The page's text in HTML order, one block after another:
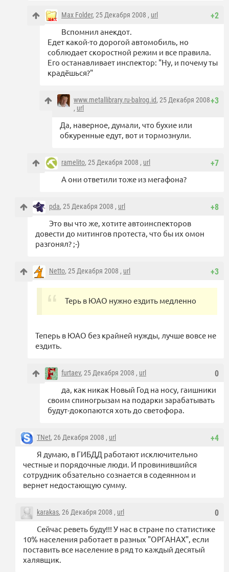
+2
Max Folder, 25 Декабря 2008 , url
Вспомнил анекдот.
Едет какой-то дорогой автомобиль, но
соблюдает скоростной режим и все правила.
Его останавливает инспектор: "Ну, и почему ты
крадёшься?"
+3
www.metallibrary.ru-balrog.id, 25 Декабря 2008
, url
Да, наверное, думали, что бухие или
обкуренные едут, вот и тормознули.
+7
ramelito, 25 Декабря 2008 , url
А они ответили тоже из мегафона?
+8
pda, 25 Декабря 2008 , url
Это вы что же, хотите автоинспекторов
довести до митингов протеста, что бы их омон
разгонял? ;-)
+3
Netto, 25 Декабря 2008 , url
Терь в ЮАО нужно ездить медленно
Теперь в ЮАО без крайней нужды, лучше вовсе не
ездить.
0
furtaev, 25 Декабря 2008 , url
да, как никак Новый Год на носу, гаишники
своим спиногрызам на подарки зарабатывать
будут-докопаются хоть до светофора.
+4
TNet, 26 Декабря 2008 , url
Я думаю, в ГИБДД работают исключительно
честные и порядочные люди. И провинившийся
сотрудник обзательно сознается в содеянном и
вернет недостающую сумму.
0
karakas, 26 Декабря 2008 , url
Сейчас реветь буду!!! У нас в стране по статистике
10% населения работает в разных "ОРГАНАХ", если
поставить все население в ряд то каждый десятый
халявщик.